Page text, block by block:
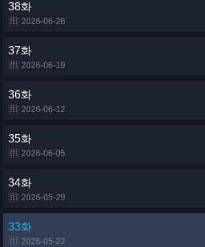
38화
2026-06-26
37화
2026-06-19
36화
2026-06-12
35화
2026-06-05
34화
2026-05-29
33화
2026-05-22